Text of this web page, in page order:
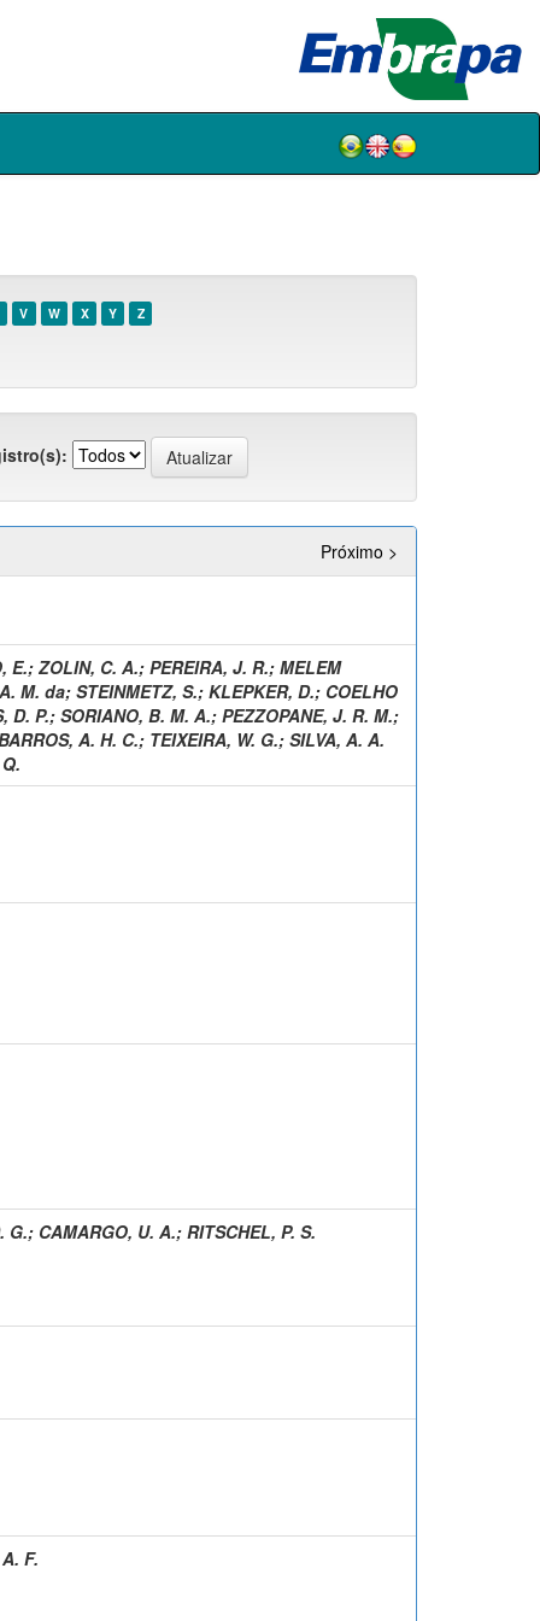
V W X Y Z
Próximo >
E.; ZOLIN, C. A.; PEREIRA, J. R.; MELEM
M. da; STEINMETZ, S.; KLEPKER, D.; COELHO
D. P.; SORIANO, B. M. A.; PEZZOPANE, J. R. M.;
A. H. C.; TEIXEIRA, W. G.; SILVA, A. A.
G.; CAMARGO, U. A.; RITSCHEL, P. S.
F.